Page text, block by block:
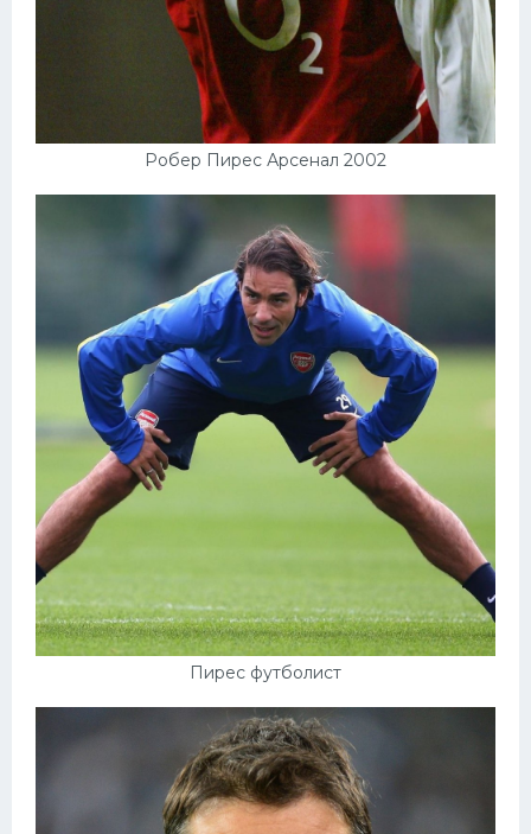
Робер Пирес Арсенал 2002
Пирес футболист